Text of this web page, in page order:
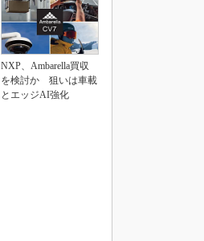
NXP、Ambarella買収
を検討か 狙いは車載
とエッジAI強化